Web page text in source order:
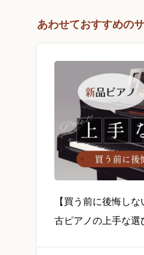
あわせておすすめの
【買う前に後悔し
古ピアノの上手な選